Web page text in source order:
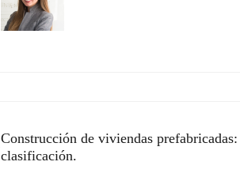
Construcción de viviendas prefabricadas:
clasificación.